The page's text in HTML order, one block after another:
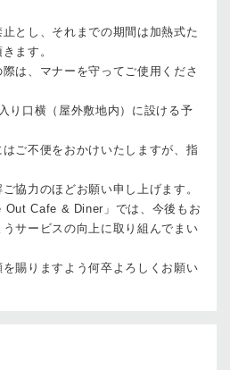
とし、それまでの期間は加熱式た
ます。
は、マナーを守ってご使用くださ
り口横（屋外敷地内）に設ける予
ご不便をおかけいたしますが、指
協力のほどお願い申し上げます。
Out Cafe & Diner」では、今後もお
サービスの向上に取り組んでまい
賜りますよう何卒よろしくお願い